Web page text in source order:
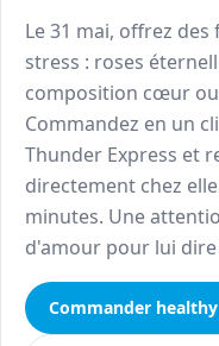
Le 31 mai, offrez
stress : roses
composition cœur
Commandez en un
Thunder Express et
directement chez
minutes. Une
d'amour pour lui
Commander healthy